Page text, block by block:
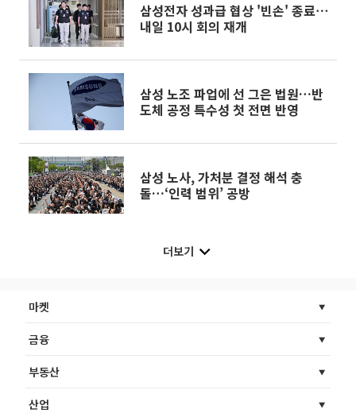
삼성전자 성과급 협상 '빈손' 종료⋯
내일 10시 회의 재개
삼성 노조 파업에 선 그은 법원…반
도체 공정 특수성 첫 전면 반영
삼성 노사, 가처분 결정 해석 충
돌…‘인력 범위’ 공방
더보기
마켓
금융
부동산
산업